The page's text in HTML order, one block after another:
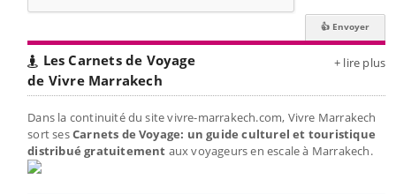
Les Carnets de Voyage
de Vivre Marrakech
+ lire plus
Dans la continuité du site vivre-marrakech.com, Vivre Marrakech
sort sesCarnets de Voyage: un guide culturel et touristique
distribué gratuitement aux voyageurs en escale à Marrakech.